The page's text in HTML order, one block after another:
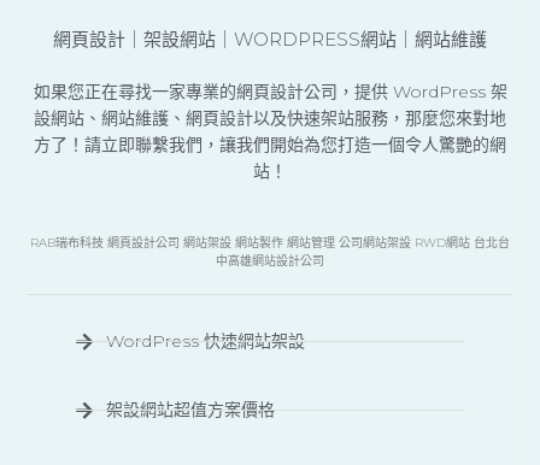
網頁設計｜架設網站｜WORDPRESS網站｜網站維護
如果您正在尋找一家專業的網頁設計公司，提供 WordPress 架
設網站、網站維護、網頁設計以及快速架站服務，那麼您來對地
方了！請立即聯繫我們，讓我們開始為您打造一個令人驚艷的網
站！
RAB瑞布科技 網頁設計公司 網站架設 網站製作 網站管理 公司網站架設 RWD網站 台北台
中高雄網站設計公司
WordPress 快速網站架設
架設網站超值方案價格